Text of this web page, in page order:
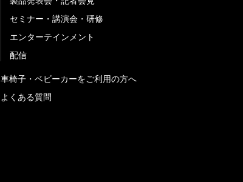
セミナー・講演会・研修
エンターテインメント
配信
車椅子・ベビーカーをご利用の方へ
よくある質問